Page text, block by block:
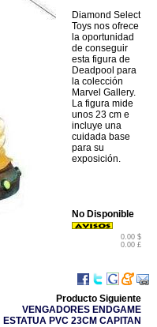
Diamond Select
Toys nos ofrece
la oportunidad
de conseguir
esta figura de
Deadpool para
la colección
Marvel Gallery.
La figura mide
unos 23 cm e
incluye una
cuidada base
para su
exposición.
0.00 $
0.00 £
No Disponible
Producto Siguiente
VENGADORES ENDGAME
ESTATUA PVC 23CM CAPITAN